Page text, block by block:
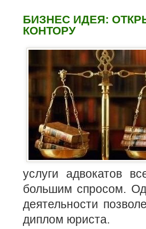
БИЗНЕС ИДЕЯ:
КОНТОРУ
услуги адвокатов
большим спросом.
деятельности
диплом юриста.